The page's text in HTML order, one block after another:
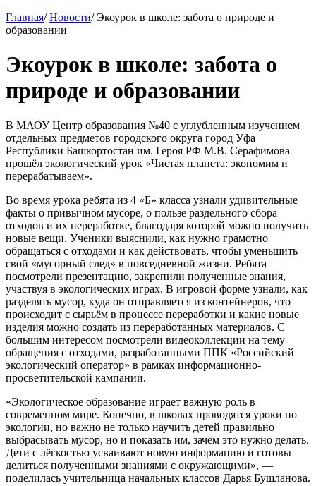
Главная/ Новости/ Экоурок в школе: забота о природе и
образовании
Экоурок в школе: забота о
природе и образовании
В МАОУ Центр образования №40 с углубленным изучением
отдельных предметов городского округа город Уфа
Республики Башкортостан им. Героя РФ М.В. Серафимова
прошёл экологический урок «Чистая планета: экономим и
перерабатываем».
Во время урока ребята из 4 «Б» класса узнали удивительные
факты о привычном мусоре, о пользе раздельного сбора
отходов и их переработке, благодаря которой можно получить
новые вещи. Ученики выяснили, как нужно грамотно
обращаться с отходами и как действовать, чтобы уменьшить
свой «мусорный след» в повседневной жизни. Ребята
посмотрели презентацию, закрепили полученные знания,
участвуя в экологических играх. В игровой форме узнали, как
разделять мусор, куда он отправляется из контейнеров, что
происходит с сырьём в процессе переработки и какие новые
изделия можно создать из переработанных материалов. С
большим интересом посмотрели видеоколлекции на тему
обращения с отходами, разработанными ППК «Российский
экологический оператор» в рамках информационно-
просветительской кампании.
«Экологическое образование играет важную роль в
современном мире. Конечно, в школах проводятся уроки по
экологии, но важно не только научить детей правильно
выбрасывать мусор, но и показать им, зачем это нужно делать.
Дети с лёгкостью усваивают новую информацию и готовы
делиться полученными знаниями с окружающими», —
поделилась учительница начальных классов Дарья Бушланова.